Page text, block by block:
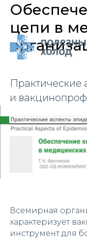
цепи в
Практические
и
Всемирная
характеризует
инструмент для